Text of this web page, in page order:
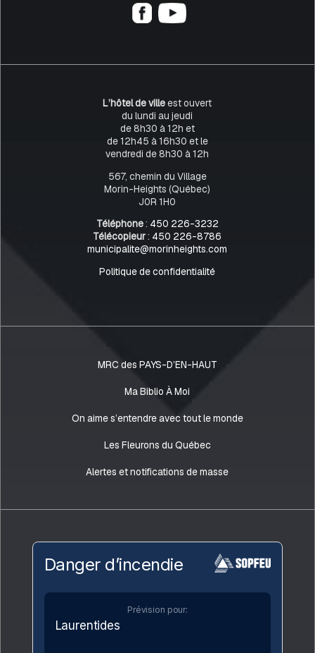
L’hôtel de villeest ouvert
du lundi au jeudi
de 8h30 à 12h et
de 12h45 à 16h30 et le
vendredi de 8h30 à 12h
567, chemin du Village
Morin-Heights (Québec)
J0R 1H0
Téléphone: 450 226-3232
Télécopieur: 450 226-8786
municipalite@morinheights.com
Politique de confidentialité
MRC des PAYS-D’EN-HAUT
Ma Biblio À Moi
On aime s’entendre avec tout le monde
Les Fleurons du Québec
Alertes et notifications de masse
Danger d’incendie
Prévision pour:
Laurentides